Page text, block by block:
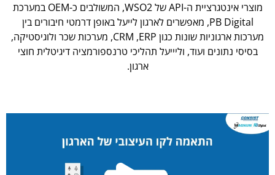
מוצרי אינטגרציית ה-API של WSO2, המשולבים כ-OEM במערכת
PB Digital, מאפשרים לארגון לייעל באופן דרמטי חיבורים בין
מערכות ארגוניות שונות כגון CRM ,ERP, מערכות שכר ולוגיסטיקה,
בסיסי נתונים ועוד, וליייעל תהליכי טרנספורמציה דיגיטלית חוצי
ארגון.